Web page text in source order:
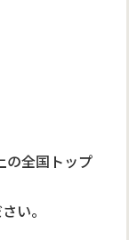
の全国トップ
い。